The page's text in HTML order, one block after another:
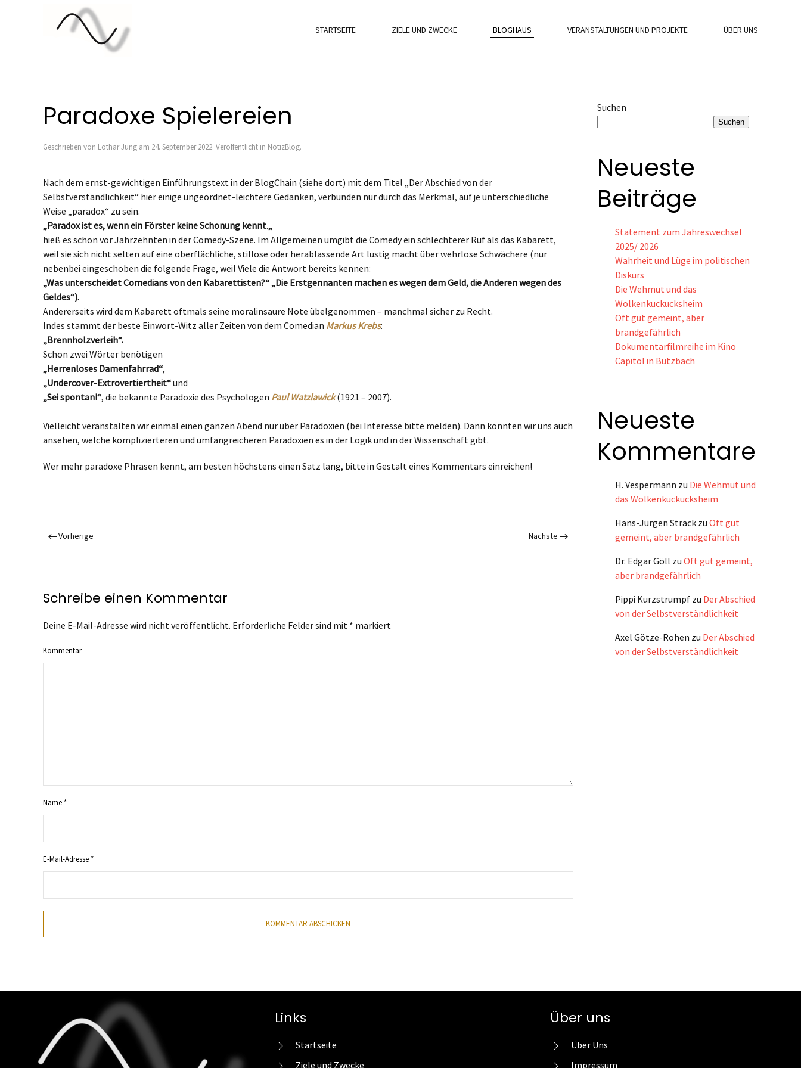
STARTSEITE ZIELE UND ZWECKE BLOGHAUS VERANSTALTUNGEN UND PROJEKTE ÜBER UNS
Paradoxe Spielereien
Geschrieben von Lothar Jung am 24. September 2022. Veröffentlicht in NotizBlog.
Nach dem ernst-gewichtigen Einführungstext in der BlogChain (siehe dort) mit dem Titel „Der Abschied von der
Selbstverständlichkeit“ hier einige ungeordnet-leichtere Gedanken, verbunden nur durch das Merkmal, auf je unterschiedliche
Weise „paradox“ zu sein.
„Paradox ist es, wenn ein Förster keine Schonung kennt.„
hieß es schon vor Jahrzehnten in der Comedy-Szene. Im Allgemeinen umgibt die Comedy ein schlechterer Ruf als das Kabarett,
weil sie sich nicht selten auf eine oberflächliche, stillose oder herablassende Art lustig macht über wehrlose Schwächere (nur
nebenbei eingeschoben die folgende Frage, weil Viele die Antwort bereits kennen:
„Was unterscheidet Comedians von den Kabarettisten?“ „Die Erstgennanten machen es wegen dem Geld, die Anderen wegen des
Geldes“).
Andererseits wird dem Kabarett oftmals seine moralinsaure Note übelgenommen – manchmal sicher zu Recht.
Indes stammt der beste Einwort-Witz aller Zeiten von dem Comedian Markus Krebs:
„Brennholzverleih“.
Schon zwei Wörter benötigen
„Herrenloses Damenfahrrad“,
„Undercover-Extrovertiertheit“und
„Sei spontan!“, die bekannte Paradoxie des Psychologen Paul Watzlawick(1921 – 2007).
Vielleicht veranstalten wir einmal einen ganzen Abend nur über Paradoxien (bei Interesse bitte melden). Dann könnten wir uns auch
ansehen, welche komplizierteren und umfangreicheren Paradoxien es in der Logik und in der Wissenschaft gibt.
Wer mehr paradoxe Phrasen kennt, am besten höchstens einen Satz lang, bitte in Gestalt eines Kommentars einreichen!
Vorherige Nächste
Schreibe einen Kommentar
Deine E-Mail-Adresse wird nicht veröffentlicht. Erforderliche Felder sind mit * markiert
Kommentar
Name*
E-Mail-Adresse*
KOMMENTAR ABSCHICKEN
Suchen
Suchen
Neueste
Beiträge
Statement zum Jahreswechsel
2025/ 2026
Wahrheit und Lüge im politischen
Diskurs
Die Wehmut und das
Wolkenkuckucksheim
Oft gut gemeint, aber
brandgefährlich
Dokumentarfilmreihe im Kino
Capitol in Butzbach
Neueste
Kommentare
H. Vespermann zu Die Wehmut und
das Wolkenkuckucksheim
Hans-Jürgen Strack zu Oft gut
gemeint, aber brandgefährlich
Dr. Edgar Göll zu Oft gut gemeint,
aber brandgefährlich
Pippi Kurzstrumpf zu Der Abschied
von der Selbstverständlichkeit
Axel Götze-Rohen zu Der Abschied
von der Selbstverständlichkeit
Links
Startseite
Über uns
Über Uns